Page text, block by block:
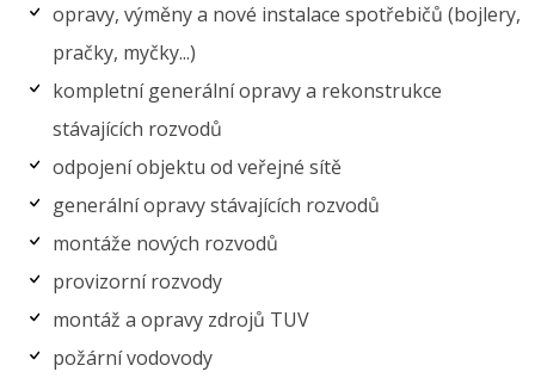
opravy, výměny a nové instalace spotřebičů (bojlery,
pračky, myčky...)
kompletní generální opravy a rekonstrukce
stávajících rozvodů
odpojení objektu od veřejné sítě
generální opravy stávajících rozvodů
montáže nových rozvodů
provizorní rozvody
montáž a opravy zdrojů TUV
požární vodovody